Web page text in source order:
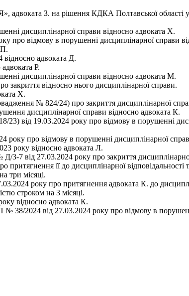
З. на рішення КДКА Полтавської області у
дисциплінарної справи відносно адвоката Х.
про відмову в порушенні дисциплінарної справи
П.
відносно адвоката Д.
Р.
дисциплінарної справи відносно адвоката М.
відносно нього дисциплінарної справи.
Х.
№ 824/24) про закриття дисциплінарної
дисциплінарної справи відносно адвоката К.
від 19.03.2024 року про відмову в порушенні
про відмову в порушенні дисциплінарної
року відносно адвоката Л.
7 від 27.03.2024 року про закриття
її до дисциплінарної відповідальності
три місяці.
року про притягнення адвоката К. до
строком на 3 місяці.
відносно адвоката К.
2024 від 27.03.2024 року про відмову в